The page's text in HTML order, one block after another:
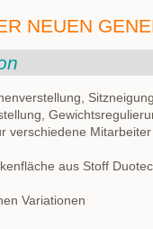
NEUEN
verschiedene Mitarbeiter
aus Stoff
Variationen